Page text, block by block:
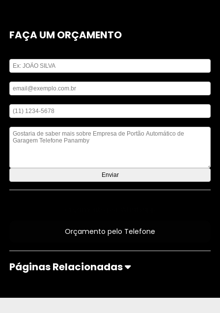
FAÇA UM ORÇAMENTO
Orçamento pelo Telefone
Páginas Relacionadas